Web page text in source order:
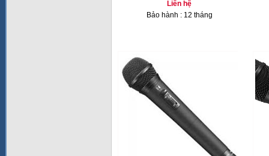
Liên hệ
Bảo hành : 12 tháng